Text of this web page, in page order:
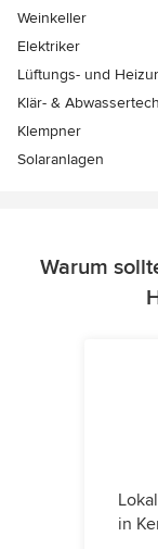
Weinkeller
Elektriker
Lüftungs- und
Klär- &
Klempner
Solaranlagen
Warum
in